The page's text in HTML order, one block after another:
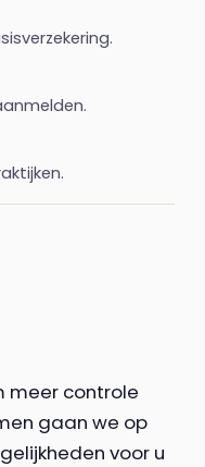
meer controle
gaan we op
voor u